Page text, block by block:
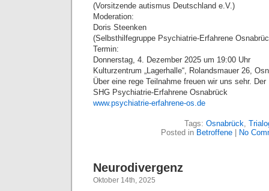
(Vorsitzende autismus Deutschland e.V.)
Moderation:
Doris Steenken
(Selbsthilfegruppe Psychiatrie-Erfahrene
Termin:
Donnerstag, 4. Dezember 2025 um 19:00 Uhr
Kulturzentrum „Lagerhalle“, Rolandsmauer 26,
Über eine rege Teilnahme freuen wir uns sehr.
SHG Psychiatrie-Erfahrene Osnabrück
www.psychiatrie-erfahrene-os.de
Tags: Osnabrück,
Posted in Betroffene No
Neurodivergenz
Oktober 14th, 2025